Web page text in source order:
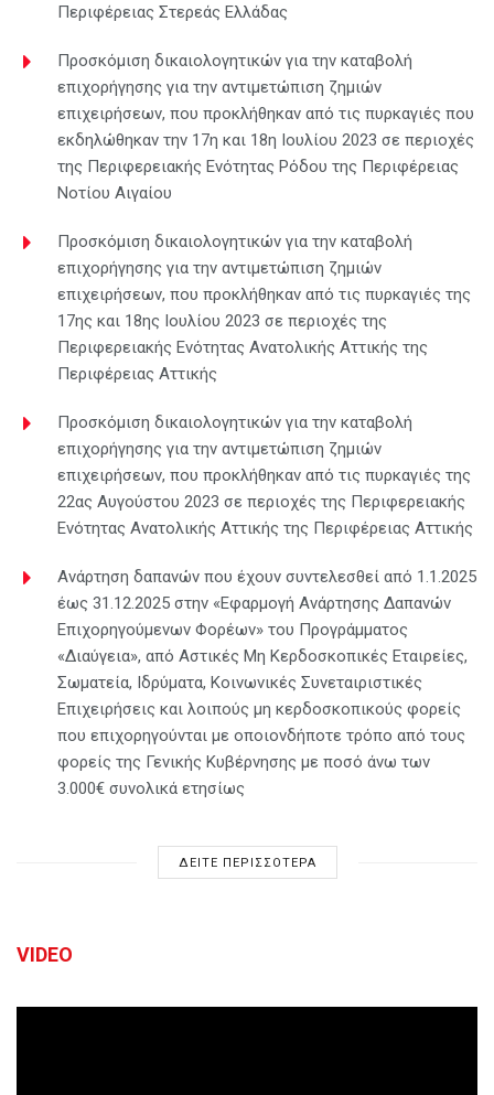
Περιφέρειας Στερεάς Ελλάδας
Προσκόμιση δικαιολογητικών για την καταβολή
επιχορήγησης για την αντιμετώπιση ζημιών
επιχειρήσεων, που προκλήθηκαν από τις πυρκαγιές που
εκδηλώθηκαν την 17η και 18η Ιουλίου 2023 σε περιοχές
της Περιφερειακής Ενότητας Ρόδου της Περιφέρειας
Νοτίου Αιγαίου
Προσκόμιση δικαιολογητικών για την καταβολή
επιχορήγησης για την αντιμετώπιση ζημιών
επιχειρήσεων, που προκλήθηκαν από τις πυρκαγιές της
17ης και 18ης Ιουλίου 2023 σε περιοχές της
Περιφερειακής Ενότητας Ανατολικής Αττικής της
Περιφέρειας Αττικής
Προσκόμιση δικαιολογητικών για την καταβολή
επιχορήγησης για την αντιμετώπιση ζημιών
επιχειρήσεων, που προκλήθηκαν από τις πυρκαγιές της
22ας Αυγούστου 2023 σε περιοχές της Περιφερειακής
Ενότητας Ανατολικής Αττικής της Περιφέρειας Αττικής
Ανάρτηση δαπανών που έχουν συντελεσθεί από 1.1.2025
έως 31.12.2025 στην «Εφαρμογή Ανάρτησης Δαπανών
Επιχορηγούμενων Φορέων» του Προγράμματος
«Διαύγεια», από Αστικές Μη Κερδοσκοπικές Εταιρείες,
Σωματεία, Ιδρύματα, Κοινωνικές Συνεταιριστικές
Επιχειρήσεις και λοιπούς μη κερδοσκοπικούς φορείς
που επιχορηγούνται με οποιονδήποτε τρόπο από τους
φορείς της Γενικής Κυβέρνησης με ποσό άνω των
3.000€ συνολικά ετησίως
ΔΕΙΤΕ ΠΕΡΙΣΣΟΤΕΡΑ
VIDEO